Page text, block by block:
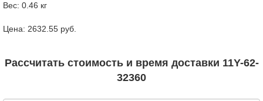
Вес: 0.46 кг
Цена: 2632.55 руб.
Рассчитать стоимость и время доставки 11Y-62-
32360